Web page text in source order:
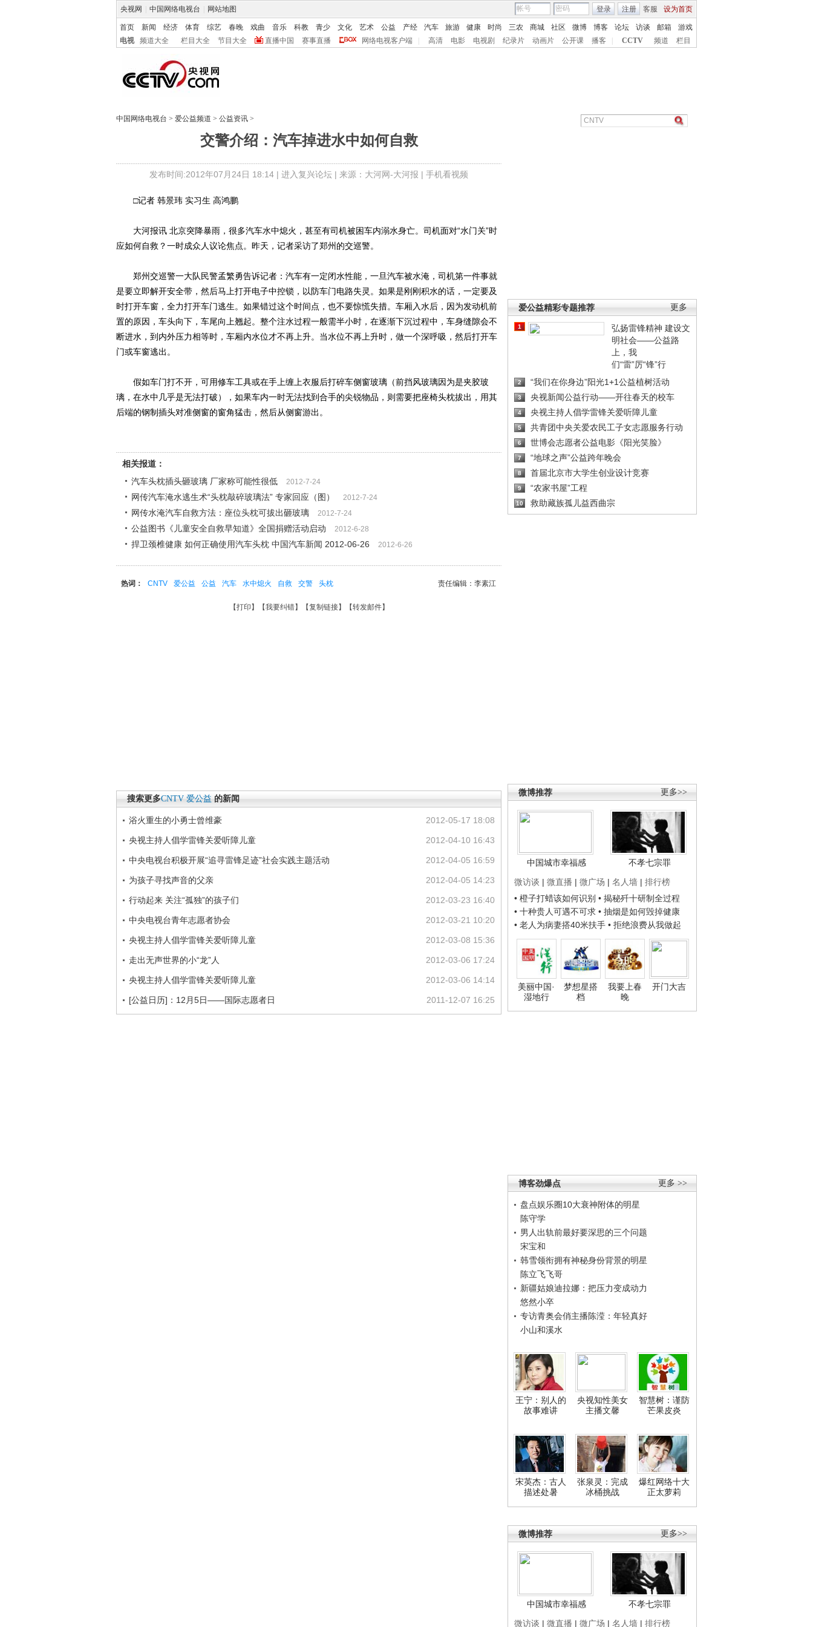
央视网 中国网络电视台 网站地图 客服 设为首页
登录 注册
首页 新闻 经济 体育 综艺 春晚 戏曲 音乐 科教 青少 文化 艺术 公益 产经 汽车 旅游 健康 时尚 三农 商城 社区 微博 博客 论坛 访谈 邮箱
游戏
电视
频道大全 栏目大全 节目大全 直播中国 赛事直播 网络电视客户端 高清 电影 电视剧 纪录片 动画片 公开课 播客 CCTV 频道 栏目
中国网络电视台 > 爱公益频道 > 公益资讯 >
交警介绍：汽车掉进水中如何自救
发布时间:2012年07月24日 18:14 | 进入复兴论坛 | 来源：大河网-大河报 | 手机看视频
更多
爱公益精彩专题推荐
1
弘扬雷锋精神 建设文
明社会——公益路
上，我
们“雷”厉“锋”行
2 “我们在你身边”阳光1+1公益植树活动
3 央视新闻公益行动——开往春天的校车
4 央视主持人倡学雷锋关爱听障儿童
5 共青团中央关爱农民工子女志愿服务行动
6 世博会志愿者公益电影《阳光笑脸》
7 “地球之声”公益跨年晚会
8 首届北京市大学生创业设计竞赛
9 “农家书屋”工程
10 救助藏族孤儿益西曲宗
更多>>
微博推荐
中国城市幸福感
不孝七宗罪
微访谈 | 微直播 | 微广场 | 名人墙 | 排行榜
• 橙子打蜡该如何识别 • 揭秘歼十研制全过程
• 十种贵人可遇不可求 • 抽烟是如何毁掉健康
• 老人为病妻搭40米扶手 • 拒绝浪费从我做起
美丽中国·
湿地行
梦想星搭
档
我要上春
晚
开门大吉
更多 >>
博客劲爆点
盘点娱乐圈10大衰神附体的明星
陈守学
男人出轨前最好要深思的三个问题
宋宝和
韩雪领衔拥有神秘身份背景的明星
陈立飞飞哥
新疆姑娘迪拉娜：把压力变成动力
悠然小卒
专访青奥会俏主播陈滢：年轻真好
小山和溪水
王宁：别人的
故事难讲
央视知性美女
主播文馨
智慧树：谨防
芒果皮炎
宋英杰：古人
描述处暑
张泉灵：完成
冰桶挑战
爆红网络十大
正太萝莉
更多>>
微博推荐
中国城市幸福感
不孝七宗罪
微访谈 | 微直播 | 微广场 | 名人墙 | 排行榜
□记者 韩景玮 实习生 高鸿鹏
大河报讯 北京突降暴雨，很多汽车水中熄火，甚至有司机被困车内溺水身亡。司机面对“水门关”时
应如何自救？一时成众人议论焦点。昨天，记者采访了郑州的交巡警。
郑州交巡警一大队民警孟繁勇告诉记者：汽车有一定闭水性能，一旦汽车被水淹，司机第一件事就
是要立即解开安全带，然后马上打开电子中控锁，以防车门电路失灵。如果是刚刚积水的话，一定要及
时打开车窗，全力打开车门逃生。如果错过这个时间点，也不要惊慌失措。车厢入水后，因为发动机前
置的原因，车头向下，车尾向上翘起。整个注水过程一般需半小时，在逐渐下沉过程中，车身缝隙会不
断进水，到内外压力相等时，车厢内水位才不再上升。当水位不再上升时，做一个深呼吸，然后打开车
门或车窗逃出。
假如车门打不开，可用修车工具或在手上缠上衣服后打碎车侧窗玻璃（前挡风玻璃因为是夹胶玻
璃，在水中几乎是无法打破），如果车内一时无法找到合手的尖锐物品，则需要把座椅头枕拔出，用其
后端的钢制插头对准侧窗的窗角猛击，然后从侧窗游出。
相关报道：
汽车头枕插头砸玻璃 厂家称可能性很低
2012-7-24
网传汽车淹水逃生术“头枕敲碎玻璃法” 专家回应（图） 2012-7-24
网传水淹汽车自救方法：座位头枕可拔出砸玻璃 2012-7-24
公益图书《儿童安全自救早知道》全国捐赠活动启动 2012-6-28
捍卫颈椎健康 如何正确使用汽车头枕 中国汽车新闻 2012-06-26 2012-6-26
责任编辑：李素江
热词： CNTV 爱公益 公益 汽车 水中熄火 自救 交警 头枕
【打印 】【我要纠错】【复制链接】【转发邮件】
搜索更多CNTV 爱公益 的新闻
2012-05-17 18:08
浴火重生的小勇士曾维豪
2012-04-10 16:43
央视主持人倡学雷锋关爱听障儿童
2012-04-05 16:59
中央电视台积极开展“追寻雷锋足迹”社会实践主题活动
2012-04-05 14:23
为孩子寻找声音的父亲
2012-03-23 16:40
行动起来 关注“孤独”的孩子们
2012-03-21 10:20
中央电视台青年志愿者协会
2012-03-08 15:36
央视主持人倡学雷锋关爱听障儿童
2012-03-06 17:24
走出无声世界的小“龙”人
2012-03-06 14:14
央视主持人倡学雷锋关爱听障儿童
2011-12-07 16:25
[公益日历]：12月5日——国际志愿者日